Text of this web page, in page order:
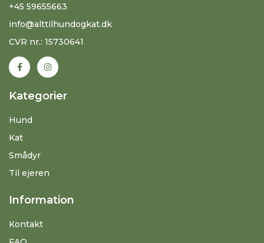
+45 59655663
info@alttilhundogkat.dk
CVR nr.: 15730641
Kategorier
Hund
Kat
Smådyr
Til ejeren
Information
Kontakt